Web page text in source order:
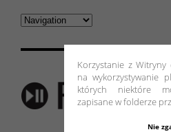
Korzystanie z Witryny
na wykorzystywanie
których niektóre
zapisane w folderze
Nie